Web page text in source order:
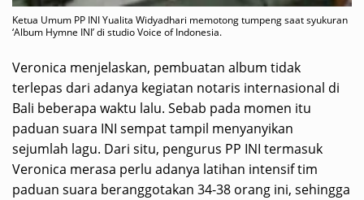
Ketua Umum PP INI Yualita Widyadhari memotong tumpeng saat syukuran
‘Album Hymne INI’ di studio Voice of Indonesia.
Veronica menjelaskan, pembuatan album tidak
terlepas dari adanya kegiatan notaris internasional di
Bali beberapa waktu lalu. Sebab pada momen itu
paduan suara INI sempat tampil menyanyikan
sejumlah lagu. Dari situ, pengurus PP INI termasuk
Veronica merasa perlu adanya latihan intensif tim
paduan suara beranggotakan 34-38 orang ini, sehingga